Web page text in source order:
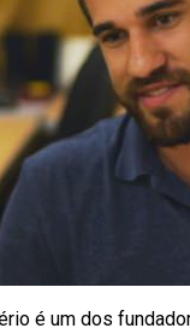
é um dos